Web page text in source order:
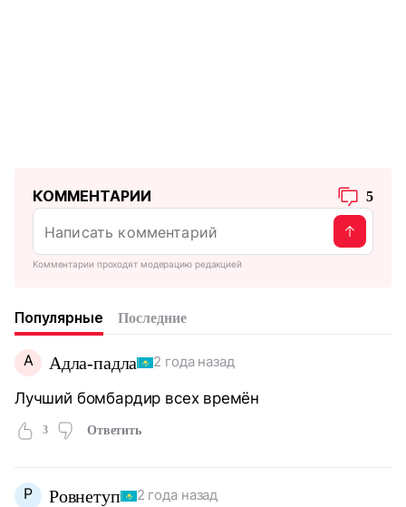
КОММЕНТАРИИ 5
Комментарии проходят модерацию редакцией
Популярные Последние
А Адла-падла 2 года назад
Лучший бомбардир всех времён
3 Ответить
Р Ровнетуп 2 года назад